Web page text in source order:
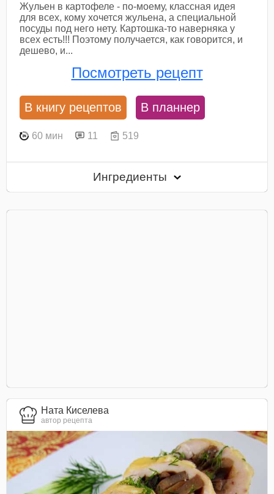
Жульен в картофеле - по-моему, классная идея
для всех, кому хочется жульена, а специальной
посуды под него нету. Картошка-то наверняка у
всех есть!!! Поэтому получается, как говорится, и
дешево, и...
Посмотреть рецепт
В книгу рецептов В планнер
60 мин 11 519
Ингредиенты
Ната Киселева
автор рецепта